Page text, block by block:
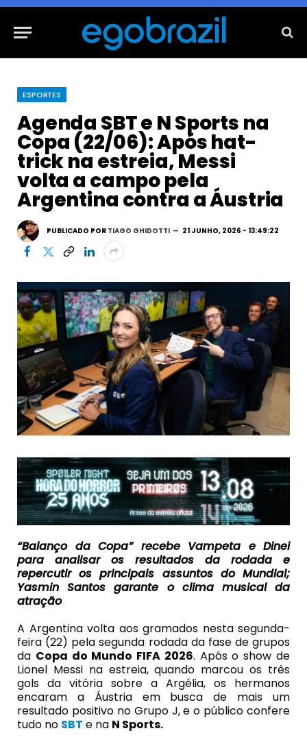
ESPORTES
Agenda SBT e N Sports na
Copa (22/06): Após hat-
trick na estreia, Messi
volta a campo pela
Argentina contra a Áustria
PUBLICADO POR TIAGO GHIDOTTI 21 JUNHO, 2026 - 13:49:22
“Balanço da Copa” recebe Vampeta e Dinei
para analisar os resultados da rodada e
repercutir os principais assuntos do Mundial;
Yasmin Santos garante o clima musical da
atração
A Argentina volta aos gramados nesta segunda-
feira (22) pela segunda rodada da fase de grupos
da Copa do Mundo FIFA 2026. Após o show de
Lionel Messi na estreia, quando marcou os três
gols da vitória sobre a Argélia, os hermanos
encaram a Áustria em busca de mais um
resultado positivo no Grupo J, e o público confere
tudo no SBT e na N Sports.